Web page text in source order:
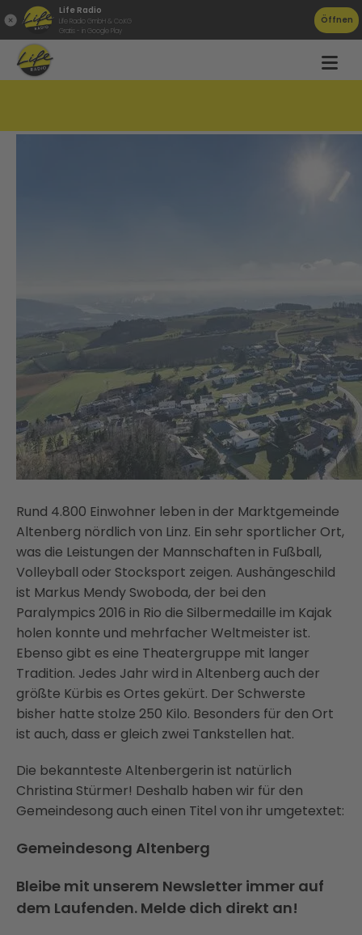
Life Radio
Life Radio GmbH & Co.KG
Gratis - in Google Play
Öffnen
Rund 4.800 Einwohner leben in der Marktgemeinde
Altenberg nördlich von Linz. Ein sehr sportlicher Ort,
was die Leistungen der Mannschaften in Fußball,
Volleyball oder Stocksport zeigen. Aushängeschild
ist Markus Mendy Swoboda, der bei den
Paralympics 2016 in Rio die Silbermedaille im Kajak
holen konnte und mehrfacher Weltmeister ist.
Ebenso gibt es eine Theatergruppe mit langer
Tradition. Jedes Jahr wird in Altenberg auch der
größte Kürbis es Ortes gekürt. Der Schwerste
bisher hatte stolze 250 Kilo. Besonders für den Ort
ist auch, dass er gleich zwei Tankstellen hat.
Die bekannteste Altenbergerin ist natürlich
Christina Stürmer! Deshalb haben wir für den
Gemeindesong auch einen Titel von ihr umgetextet:
Gemeindesong Altenberg
Bleibe mit unserem Newsletter immer auf
dem Laufenden. Melde dich direkt an!